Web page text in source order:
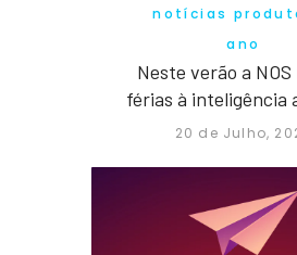
notícias
ano
Neste verão a NOS
férias à inteligência
20 de Julho,